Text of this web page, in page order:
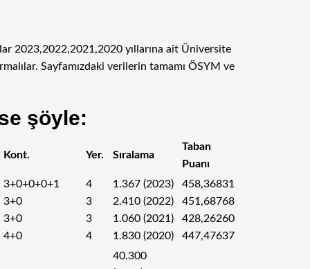
2023,2022,2021,2020 yıllarına ait Üniversite
Sayfamızdaki verilerin tamamı ÖSYM ve
şöyle:
Kont. Yer. Sıralama
Taban
Puanı
3+0+0+0+1
3+0
3+0
4+0
4
3
3
4
1.367 (2023)
2.410 (2022)
1.060 (2021)
1.830 (2020)
458,36831
451,68768
428,26260
447,47637
40.300